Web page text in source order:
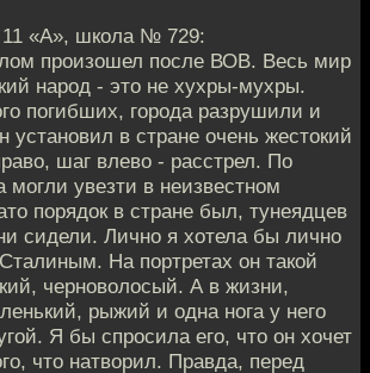
«А», школа № 729:
произошел после ВОВ. Весь мир
народ - это не хухры-мухры.
погибших, города разрушили и
установил в стране очень жестокий
шаг влево - расстрел. По
могли увезти в неизвестном
порядок в стране был, тунеядцев
сидели. Лично я хотела бы лично
На портретах он такой
черноволосый. А в жизни,
рыжий и одна нога у него
Я бы спросила его, что он хочет
что натворил. Правда, перед